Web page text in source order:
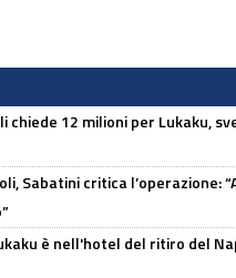
chiede 12 milioni per Lukaku,
Sabatini critica l’operazione:
è nell'hotel del ritiro del